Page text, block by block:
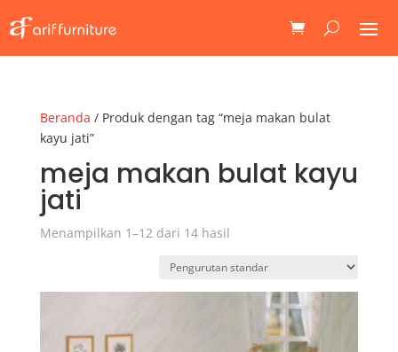
Beranda / Produk dengan tag “meja makan bulat
kayu jati”
meja makan bulat kayu
jati
Menampilkan 1–12 dari 14 hasil